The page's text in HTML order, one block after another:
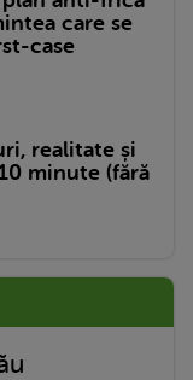
care se
case
realitate și
minute (fără